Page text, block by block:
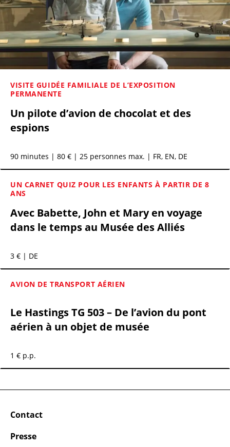
VISITE GUIDÉE FAMILIALE DE L’EXPOSITION
PERMANENTE
Un pilote d’avion de chocolat et des
espions
90 minutes | 80 € | 25 personnes max. | FR, EN, DE
UN CARNET QUIZ POUR LES ENFANTS À PARTIR DE 8
ANS
Avec Babette, John et Mary en voyage
dans le temps au Musée des Alliés
3 € | DE
AVION DE TRANSPORT AÉRIEN
Le Hastings TG 503 – De l’avion du pont
aérien à un objet de musée
1 € p.p.
Contact
Presse